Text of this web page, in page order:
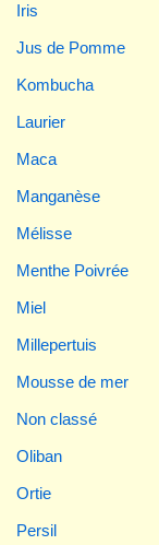
Iris
Jus de Pomme
Kombucha
Laurier
Maca
Manganèse
Mélisse
Menthe Poivrée
Miel
Millepertuis
Mousse de mer
Non classé
Oliban
Ortie
Persil